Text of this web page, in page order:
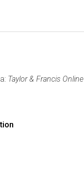
Taylor & Francis Online